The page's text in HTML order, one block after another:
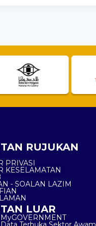
RUJUKAN
PRIVASI
KESELAMATAN
- SOALAN LAZIM
LUAR